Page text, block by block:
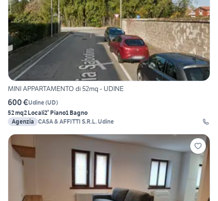
MINI APPARTAMENTO di 52mq - UDINE
600 €Udine(UD)
52 mq2 Locali2° Piano1 Bagno
Agenzia CASA & AFFITTI S.R.L. Udine